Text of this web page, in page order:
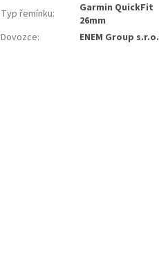
Typ řemínku:
Garmin QuickFit
26mm
Dovozce: ENEM Group s.r.o.